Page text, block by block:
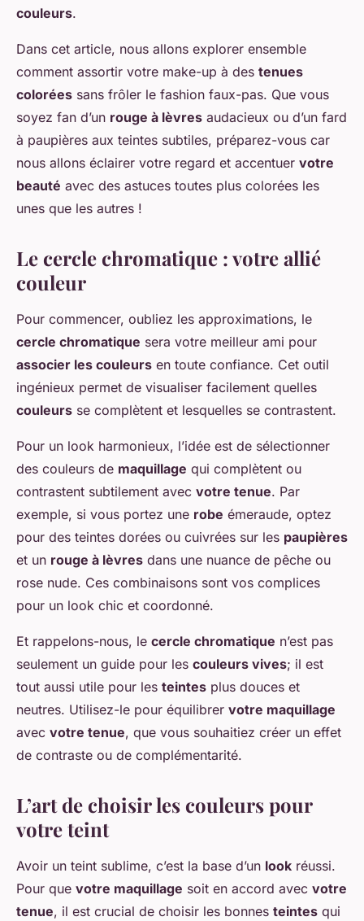
couleurs.
Dans cet article, nous allons explorer ensemble
comment assortir votre make-up à des tenues
colorées sans frôler le fashion faux-pas. Que vous
soyez fan d’un rouge à lèvres audacieux ou d’un fard
à paupières aux teintes subtiles, préparez-vous car
nous allons éclairer votre regard et accentuer votre
beauté avec des astuces toutes plus colorées les
unes que les autres !
Le cercle chromatique : votre allié
couleur
Pour commencer, oubliez les approximations, le
cercle chromatique sera votre meilleur ami pour
associer les couleurs en toute confiance. Cet outil
ingénieux permet de visualiser facilement quelles
couleurs se complètent et lesquelles se contrastent.
Pour un look harmonieux, l’idée est de sélectionner
des couleurs de maquillage qui complètent ou
contrastent subtilement avec votre tenue. Par
exemple, si vous portez une robe émeraude, optez
pour des teintes dorées ou cuivrées sur les paupières
et un rouge à lèvres dans une nuance de pêche ou
rose nude. Ces combinaisons sont vos complices
pour un look chic et coordonné.
Et rappelons-nous, le cercle chromatique n’est pas
seulement un guide pour les couleurs vives; il est
tout aussi utile pour les teintes plus douces et
neutres. Utilisez-le pour équilibrer votre maquillage
avec votre tenue, que vous souhaitiez créer un effet
de contraste ou de complémentarité.
L’art de choisir les couleurs pour
votre teint
Avoir un teint sublime, c’est la base d’un look réussi.
Pour que votre maquillage soit en accord avec votre
tenue, il est crucial de choisir les bonnes teintes qui